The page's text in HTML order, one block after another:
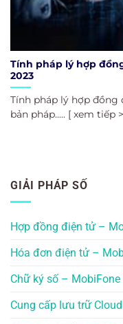
Tính pháp lý hợp
2023
Tính pháp lý hợp
bản pháp..... [ xem tiếp
GIẢI PHÁP SỐ
Hợp đồng điện tử –
Hóa đơn điện tử –
Chữ ký số – MobiFone
Cung cấp lưu trữ